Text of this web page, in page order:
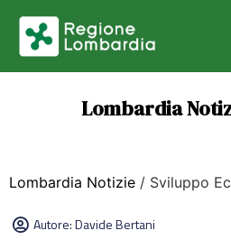
Lombardia
Lombardia Notizie / Sviluppo
Autore:Davide Bertani